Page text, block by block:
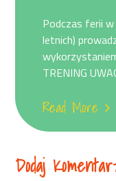
Podczas ferii
letnich)
TRENING
Read More
Dodaj